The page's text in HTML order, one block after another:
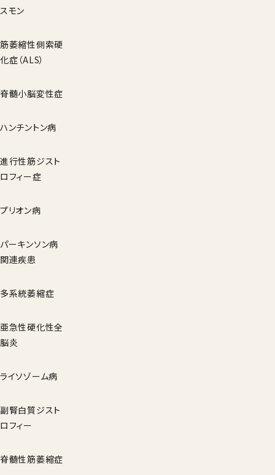
スモン
筋萎縮性側索硬
化症（ALS）
脊髄小脳変性症
ハンチントン病
進行性筋ジスト
ロフィー症
プリオン病
パーキンソン病
関連疾患
多系統萎縮症
亜急性硬化性全
脳炎
ライソゾーム病
副腎白質ジスト
ロフィー
脊髄性筋萎縮症